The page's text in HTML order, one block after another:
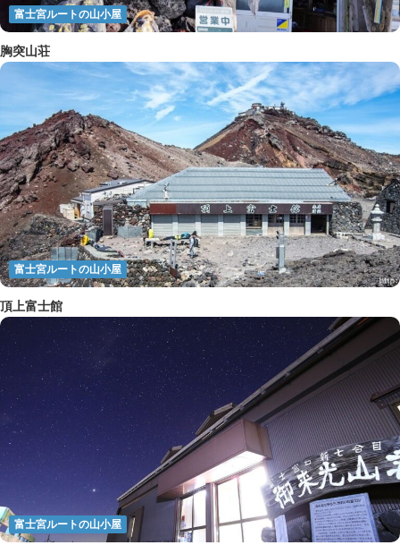
富士宮ルートの山小屋
胸突山荘
富士宮ルートの山小屋
頂上富士館
富士宮ルートの山小屋